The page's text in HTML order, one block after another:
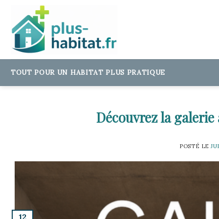
content
TOUT POUR UN HABITAT PLUS PRATIQUE
Découvrez la
POSTÉ LE